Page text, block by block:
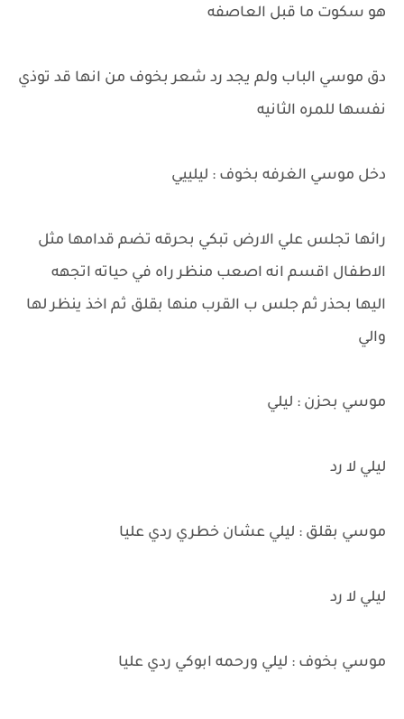
هو سكوت ما قبل العاصفه
دق موسي الباب ولم يجد رد شعر بخوف من انها قد توذي
نفسها للمره الثانيه
دخل موسي الغرفه بخوف : ليلييي
رائها تجلس علي الارض تبكي بحرقه تضم قدامها مثل
الاطفال اقسم انه اصعب منظر راه في حياته اتجهه
اليها بحذر ثم جلس ب القرب منها بقلق ثم اخذ ينظر لها
والي
موسي بحزن : ليلي
ليلي لا رد
موسي بقلق : ليلي عشان خطري ردي عليا
ليلي لا رد
موسي بخوف : ليلي ورحمه ابوكي ردي عليا